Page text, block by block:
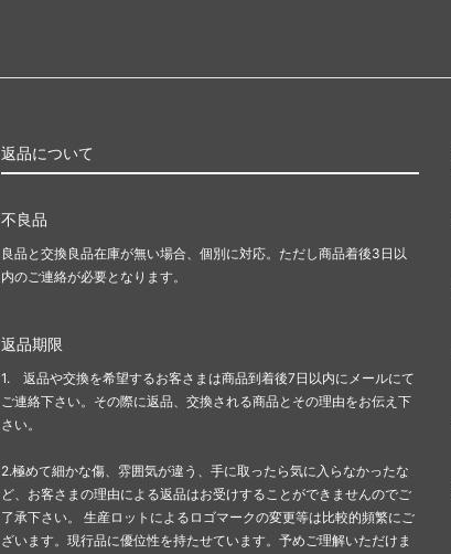
返品について
不良品
良品と交換良品在庫が無い場合、個別に対応。ただし商品着後3日以
内のご連絡が必要となります。
返品期限
1. 返品や交換を希望するお客さまは商品到着後7日以内にメールにて
ご連絡下さい。その際に返品、交換される商品とその理由をお伝え下
さい。
2.極めて細かな傷、雰囲気が違う、手に取ったら気に入らなかったな
ど、お客さまの理由による返品はお受けすることができませんのでご
了承下さい。 生産ロットによるロゴマークの変更等は比較的頻繁にご
ざいます。現行品に優位性を持たせています。予めご理解いただけま